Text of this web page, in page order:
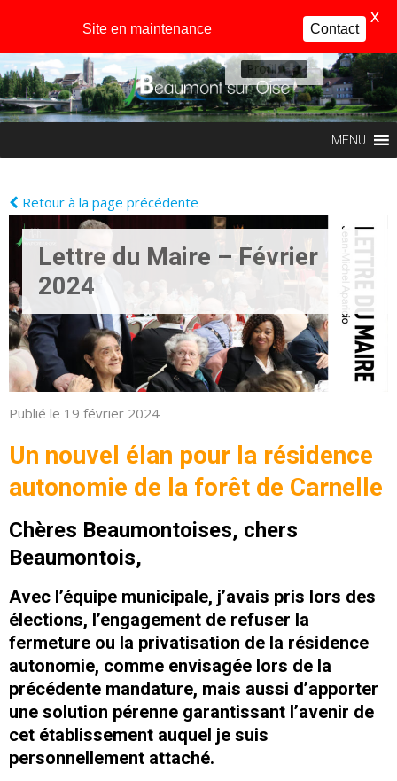
Profil
MENU
Retour à la page précédente
Lettre du Maire – Février
2024
Publié le 19 février 2024
Un nouvel élan pour la résidence
autonomie de la forêt de Carnelle
Chères Beaumontoises, chers
Beaumontois,
Avec l’équipe municipale, j’avais pris lors des
élections, l’engagement de refuser la
fermeture ou la privatisation de la résidence
autonomie, comme envisagée lors de la
précédente mandature, mais aussi d’apporter
une solution pérenne garantissant l’avenir de
cet établissement auquel je suis
personnellement attaché.
Site en maintenance Contact
X